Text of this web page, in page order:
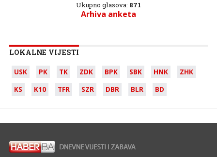
Ukupno glasova: 871
Arhiva anketa
LOKALNE VIJESTI
USK PK TK ZDK BPK SBK HNK
ZHK
KS
K10 TFR SZR DBR BLR BD